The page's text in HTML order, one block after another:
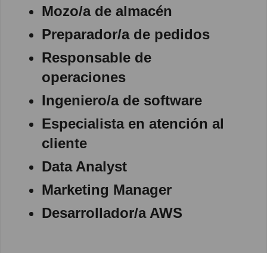
Mozo/a de almacén
Preparador/a de pedidos
Responsable de
operaciones
Ingeniero/a de software
Especialista en atención al
cliente
Data Analyst
Marketing Manager
Desarrollador/a AWS